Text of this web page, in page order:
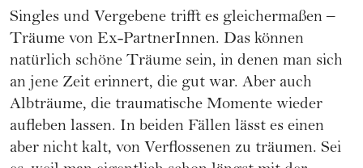
Singles und Vergebene trifft es gleichermaßen –
Träume von Ex-PartnerInnen. Das können
natürlich schöne Träume sein, in denen man sich
an jene Zeit erinnert, die gut war. Aber auch
Albträume, die traumatische Momente wieder
aufleben lassen. In beiden Fällen lässt es einen
aber nicht kalt, von Verflossenen zu träumen. Sei